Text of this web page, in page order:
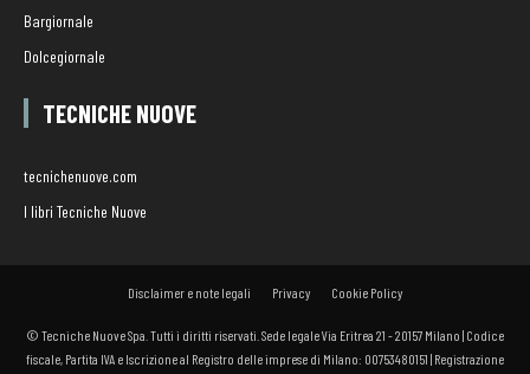
Bargiornale
Dolcegiornale
TECNICHE NUOVE
tecnichenuove.com
I libri Tecniche Nuove
Disclaimer e note legali Privacy Cookie Policy
© Tecniche Nuove Spa. Tutti i diritti riservati. Sede legale Via Eritrea 21 - 20157 Milano | Codice
fiscale, Partita IVA e Iscrizione al Registro delle imprese di Milano: 00753480151 | Registrazione